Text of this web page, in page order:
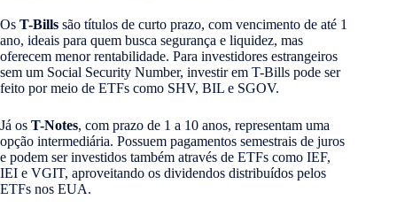
Os T-Bills são títulos de curto prazo, com vencimento de até 1
ano, ideais para quem busca segurança e liquidez, mas
oferecem menor rentabilidade. Para investidores estrangeiros
sem um Social Security Number, investir em T-Bills pode ser
feito por meio de ETFs como SHV, BIL e SGOV.
Já os T-Notes, com prazo de 1 a 10 anos, representam uma
opção intermediária. Possuem pagamentos semestrais de juros
e podem ser investidos também através de ETFs como IEF,
IEI e VGIT, aproveitando os dividendos distribuídos pelos
ETFs nos EUA.